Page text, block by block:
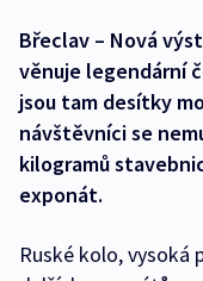
Břeclav – Nová
věnuje legendární
jsou tam desítky
návštěvníci se
kilogramů
exponát.
Ruské kolo, vysoká